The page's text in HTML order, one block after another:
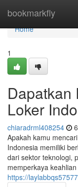
bookmarkfly
Home
Home
1
Dapatkan
Loker
chiaradrml408254
Apakah kamu
Indonesia memiliki
dari sektor teknologi,
memperkaya
https://